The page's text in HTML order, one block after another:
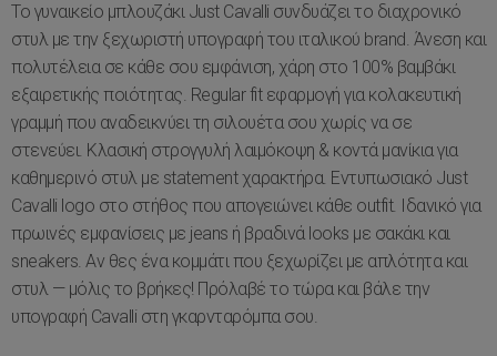
Το γυναικείο μπλουζάκι Just Cavalli συνδυάζει το διαχρονικό
στυλ με την ξεχωριστή υπογραφή του ιταλικού brand. Άνεση και
πολυτέλεια σε κάθε σου εμφάνιση, χάρη στο 100% βαμβάκι
εξαιρετικής ποιότητας. Regular fit εφαρμογή για κολακευτική
γραμμή που αναδεικνύει τη σιλουέτα σου χωρίς να σε
στενεύει. Κλασική στρογγυλή λαιμόκοψη & κοντά μανίκια για
καθημερινό στυλ με statement χαρακτήρα. Εντυπωσιακό Just
Cavalli logo στο στήθος που απογειώνει κάθε outfit. Ιδανικό για
πρωινές εμφανίσεις με jeans ή βραδινά looks με σακάκι και
sneakers. Αν θες ένα κομμάτι που ξεχωρίζει με απλότητα και
στυλ — μόλις το βρήκες! Πρόλαβέ το τώρα και βάλε την
υπογραφή Cavalli στη γκαρνταρόμπα σου.